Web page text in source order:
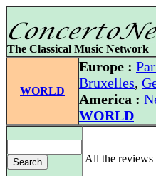
The Classical Music Network
WORLD
Europe :
Bruxelles,
America :
WORLD
All the reviews